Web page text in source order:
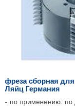
фреза сборная
Ляйц Германия
по применению: по